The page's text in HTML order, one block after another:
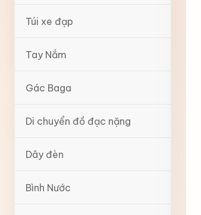
Túi xe đạp
Tay Nắm
Gác Baga
Di chuyển đồ đạc nặng
Dây đèn
Bình Nước